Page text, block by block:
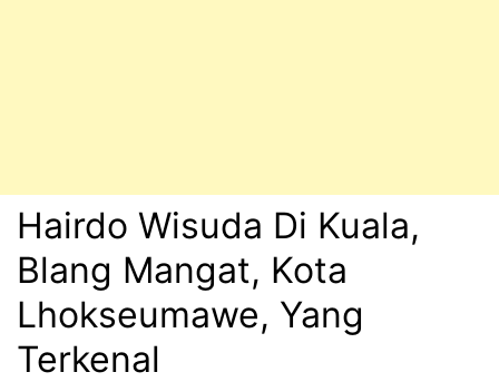
Hairdo Wisuda Di Kuala,
Blang Mangat, Kota
Lhokseumawe, Yang
Terkenal